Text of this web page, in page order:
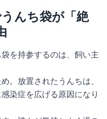
んち袋が「絶
を持参するのは、飼い主
。放置されたうんちは、
染症を広げる原因になり